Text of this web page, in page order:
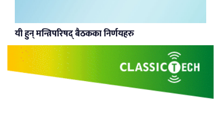
यी हुन् मन्त्रिपरिषद् बैठकका निर्णयहरु